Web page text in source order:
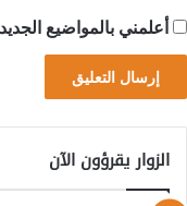
أعلمني بالمواضيع
الزوار يقرؤون الآن